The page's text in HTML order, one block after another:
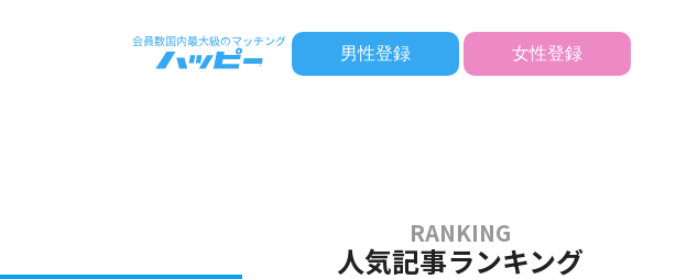
男性登録 女性登録
人気記事ランキング